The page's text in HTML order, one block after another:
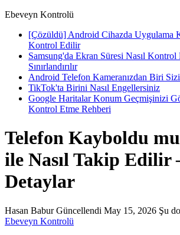
Ebeveyn Kontrolü
[Çözüldü] Android Cihazda Uygulama
Kontrol Edilir
Samsung'da Ekran Süresi Nasıl
Sınırlandırılır
Android Telefon Kameranızdan Biri
TikTok'ta Birini Nasıl Engellersiniz
Google Haritalar Konum Geçmişinizi
Kontrol Etme Rehberi
Telefon Kayboldu
ile Nasıl Takip
Detaylar
Hasan BaburGüncellendi May 15, 2026 Şu
Ebeveyn Kontrolü